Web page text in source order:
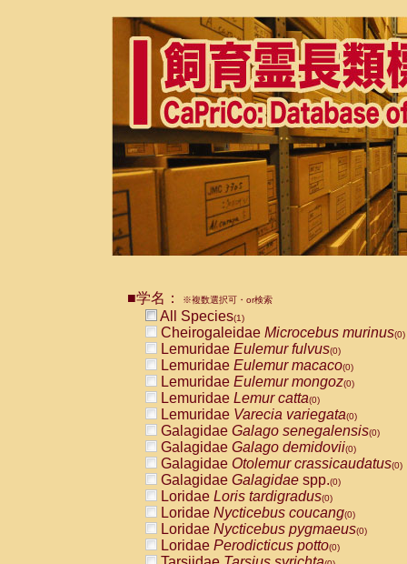
■学名： ※複数選択可・or検索
All Species(1)
Cheirogaleidae Microcebus murinus(0)
Lemuridae Eulemur fulvus(0)
Lemuridae Eulemur macaco(0)
Lemuridae Eulemur mongoz(0)
Lemuridae Lemur catta(0)
Lemuridae Varecia variegata(0)
Galagidae Galago senegalensis(0)
Galagidae Galago demidovii(0)
Galagidae Otolemur crassicaudatus(0)
Galagidae Galagidae spp.(0)
Loridae Loris tardigradus(0)
Loridae Nycticebus coucang(0)
Loridae Nycticebus pygmaeus(0)
Loridae Perodicticus potto(0)